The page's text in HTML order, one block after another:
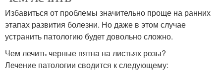
Избавиться от проблемы значительно проще на ранних
этапах развития болезни. Но даже в этом случае
устранить патологию будет довольно сложно.
Чем лечить черные пятна на листьях розы?
Лечение патологии сводится к следующему: